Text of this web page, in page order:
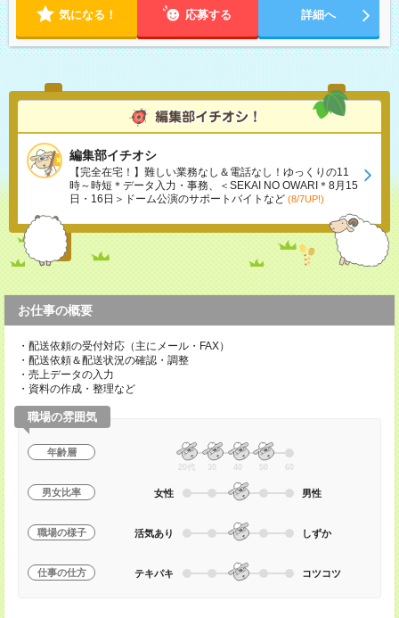
気になる！ 応募する 詳細へ
編集部イチオシ
【完全在宅！】難しい業務なし＆電話なし！ゆっくりの11
時～時短＊データ入力・事務、＜SEKAI NO OWARI＊8月15
日・16日＞ドーム公演のサポートバイトなど (8/7UP!)
お仕事の概要
・配送依頼の受付対応（主にメール・FAX）
・配送依頼＆配送状況の確認・調整
・売上データの入力
・資料の作成・整理など
職場の雰囲気
年齢層
20代 30 40 50 60
男女比率 女性 男性
職場の様子 活気あり しずか
仕事の仕方 テキパキ コツコツ